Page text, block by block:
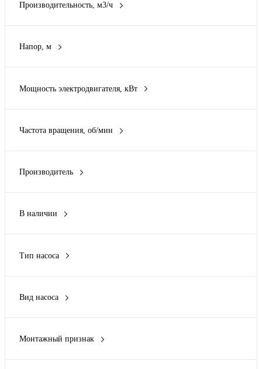
Производительность, м3/ч
Напор, м
Мощность электродвигателя, кВт
0.75
Частота вращения, об/мин
Производитель
В наличии
Тип насоса
Вид насоса
Монтажный признак